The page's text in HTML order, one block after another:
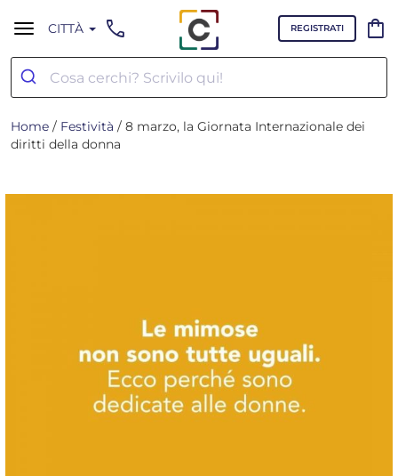
CITTÀ call REGISTRATI shopping_bag
Home / Festività / 8 marzo, la Giornata Internazionale dei
diritti della donna